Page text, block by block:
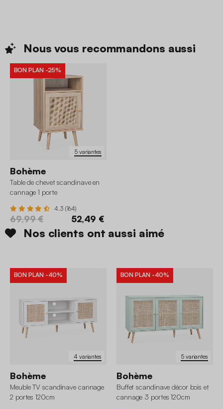
Nous vous recommandons aussi
5 variantes
BON PLAN -25%
Bohème
Table de chevet scandinave en
cannage 1 porte
4.3 (164)
69,99 € 52,49 €
Nos clients ont aussi aimé
4 variantes
BON PLAN -40%
Bohème
Meuble TV scandinave cannage
2 portes 120cm
5 variantes
BON PLAN -40%
Bohème
Buffet scandinave décor bois et
cannage 3 portes 120cm